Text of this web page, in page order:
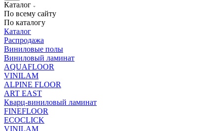
Каталог
По всему сайту
По каталогу
Каталог
Распродажа
Виниловые полы
Виниловый ламинат
AQUAFLOOR
VINILAM
ALPINE FLOOR
ART EAST
Кварц-виниловый ламинат
FINEFLOOR
ECOCLICK
VINILAM